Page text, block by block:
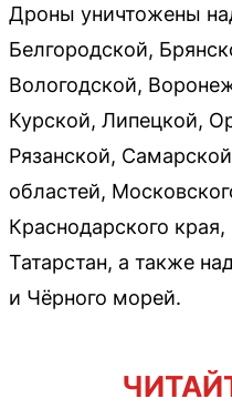
Дроны уничтожены
Белгородской,
Вологодской,
Курской, Липецкой,
Рязанской,
областей,
Краснодарского
Татарстан, а также
и Чёрного морей.